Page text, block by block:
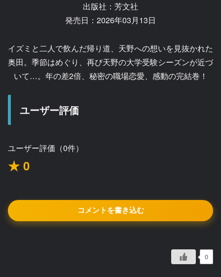
出版社：芳文社
発売日：2026年03月13日
イズミと二人で飲んだ帰り道、天野への想いを見抜かれた
奥田。季節はめぐり、再び天野の大学受験シーズンが近づ
いて…。年の差2倍、秘密の職場恋愛、感動の完結巻！
ユーザー評価
ユーザー評価（0件）
★ 0
コメントを書き込む
0